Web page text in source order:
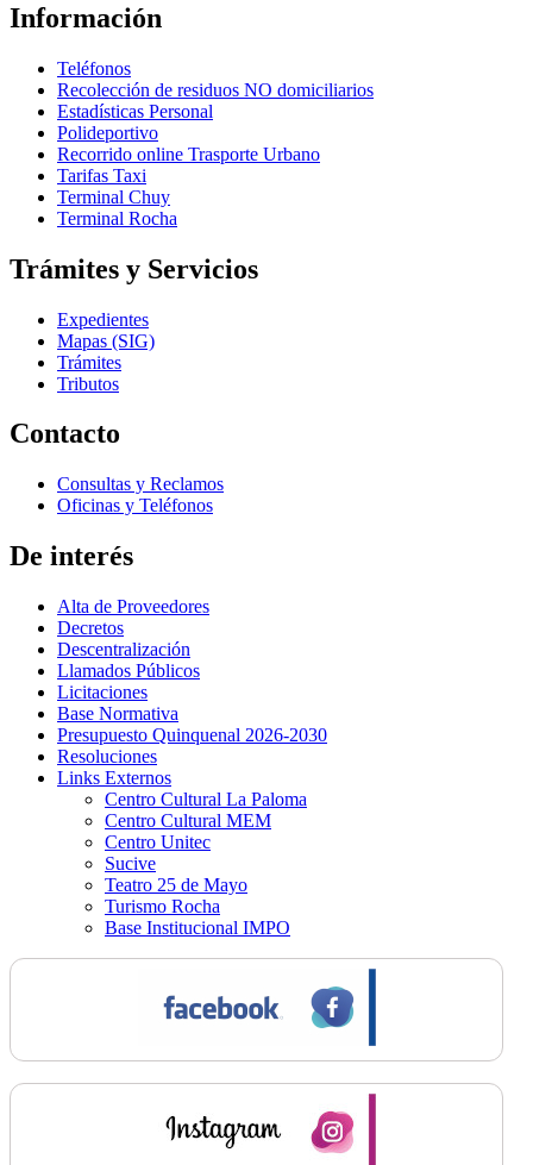
Información
Teléfonos
Recolección de residuos NO domiciliarios
Estadísticas Personal
Polideportivo
Recorrido online Trasporte Urbano
Tarifas Taxi
Terminal Chuy
Terminal Rocha
Trámites y Servicios
Expedientes
Mapas (SIG)
Trámites
Tributos
Contacto
Consultas y Reclamos
Oficinas y Teléfonos
De interés
Alta de Proveedores
Decretos
Descentralización
Llamados Públicos
Licitaciones
Base Normativa
Presupuesto Quinquenal 2026-2030
Resoluciones
Links Externos
Centro Cultural La Paloma
Centro Cultural MEM
Centro Unitec
Sucive
Teatro 25 de Mayo
Turismo Rocha
Base Institucional IMPO